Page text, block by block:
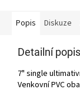
Popis Diskuze
Detailní
7" single
Venkovní PVC